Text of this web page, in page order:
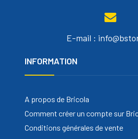
E-mail :
INFORMATION
A propos de Bricola
Comment créer un compte sur
Conditions générales de vente